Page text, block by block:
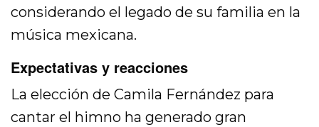
considerando el legado de su familia en la
música mexicana.
Expectativas y reacciones
La elección de Camila Fernández para
cantar el himno ha generado gran